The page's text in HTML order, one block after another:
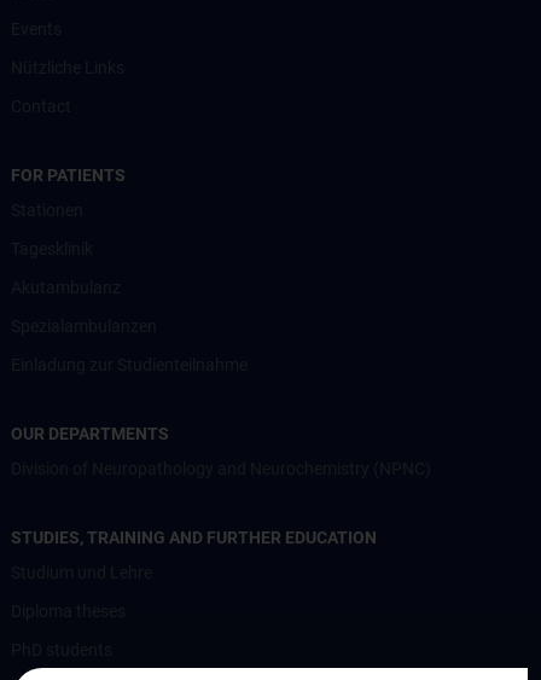
FOR PATIENTS
OUR DEPARTMENTS
STUDIES, TRAINING AND FURTHER EDUCATION